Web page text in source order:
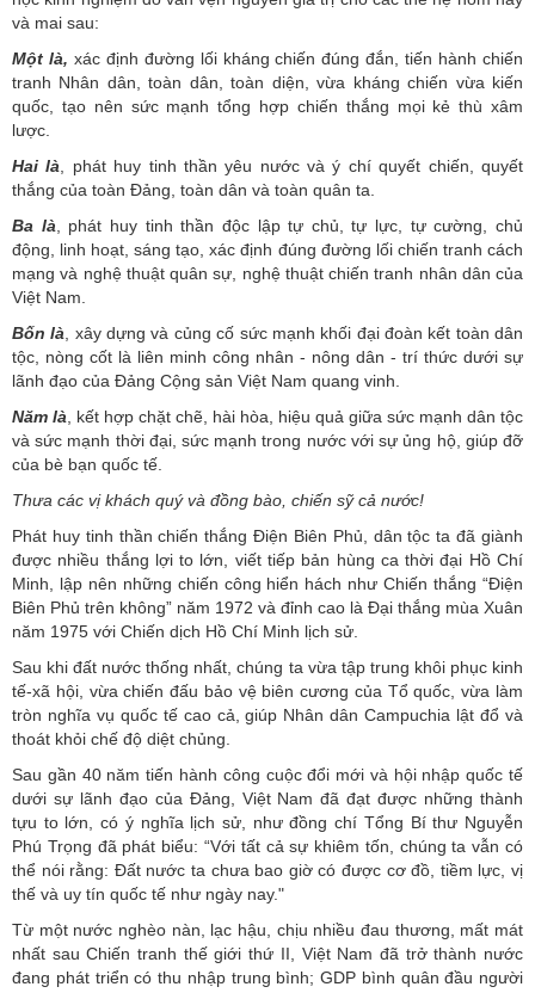
và mai sau:
Một là, xác định đường lối kháng chiến đúng đắn, tiến hành chiến
tranh Nhân dân, toàn dân, toàn diện, vừa kháng chiến vừa kiến
quốc, tạo nên sức mạnh tổng hợp chiến thắng mọi kẻ thù xâm
lược.
Hai là, phát huy tinh thần yêu nước và ý chí quyết chiến, quyết
thắng của toàn Đảng, toàn dân và toàn quân ta.
Ba là, phát huy tinh thần độc lập tự chủ, tự lực, tự cường, chủ
động, linh hoạt, sáng tạo, xác định đúng đường lối chiến tranh cách
mạng và nghệ thuật quân sự, nghệ thuật chiến tranh nhân dân của
Việt Nam.
Bốn là, xây dựng và củng cố sức mạnh khối đại đoàn kết toàn dân
tộc, nòng cốt là liên minh công nhân - nông dân - trí thức dưới sự
lãnh đạo của Đảng Cộng sản Việt Nam quang vinh.
Năm là, kết hợp chặt chẽ, hài hòa, hiệu quả giữa sức mạnh dân tộc
và sức mạnh thời đại, sức mạnh trong nước với sự ủng hộ, giúp đỡ
của bè bạn quốc tế.
Thưa các vị khách quý và đồng bào, chiến sỹ cả nước!
Phát huy tinh thần chiến thắng Điện Biên Phủ, dân tộc ta đã giành
được nhiều thắng lợi to lớn, viết tiếp bản hùng ca thời đại Hồ Chí
Minh, lập nên những chiến công hiển hách như Chiến thắng “Điện
Biên Phủ trên không” năm 1972 và đỉnh cao là Đại thắng mùa Xuân
năm 1975 với Chiến dịch Hồ Chí Minh lịch sử.
Sau khi đất nước thống nhất, chúng ta vừa tập trung khôi phục kinh
tế-xã hội, vừa chiến đấu bảo vệ biên cương của Tổ quốc, vừa làm
tròn nghĩa vụ quốc tế cao cả, giúp Nhân dân Campuchia lật đổ và
thoát khỏi chế độ diệt chủng.
Sau gần 40 năm tiến hành công cuộc đổi mới và hội nhập quốc tế
dưới sự lãnh đạo của Đảng, Việt Nam đã đạt được những thành
tựu to lớn, có ý nghĩa lịch sử, như đồng chí Tổng Bí thư Nguyễn
Phú Trọng đã phát biểu: “Với tất cả sự khiêm tốn, chúng ta vẫn có
thể nói rằng: Đất nước ta chưa bao giờ có được cơ đồ, tiềm lực, vị
thế và uy tín quốc tế như ngày nay."
Từ một nước nghèo nàn, lạc hậu, chịu nhiều đau thương, mất mát
nhất sau Chiến tranh thế giới thứ II, Việt Nam đã trở thành nước
đang phát triển có thu nhập trung bình; GDP bình quân đầu người